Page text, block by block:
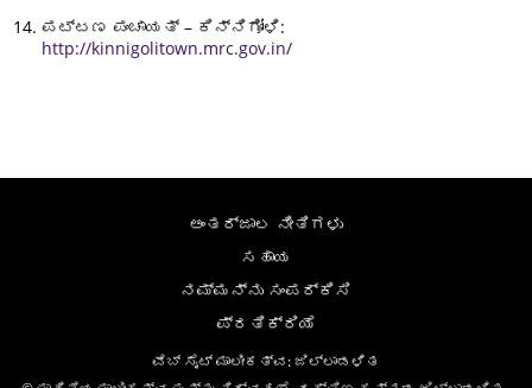
ಪಟ್ಟಣ ಪಂಚಾಯತ್ – ಕಿನ್ನಿಗೋಳಿ:
http://kinnigolitown.mrc.gov.in/
ಅಂತರ್ಜಾಲ ನೀತಿಗಳು
ಸಹಾಯ
ನಮ್ಮನ್ನು ಸಂಪರ್ಕಿಸಿ
ಪ್ರತಿಕ್ರಿಯೆ
ವೆಬ್ ಸೈಟ್ ಮಾಲೀಕತ್ವ: ಜಿಲ್ಲಾಡಳಿತ